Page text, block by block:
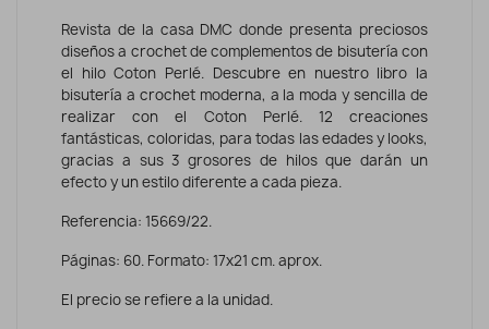
Revista de la casa DMC donde presenta preciosos
diseños a crochet de complementos de bisutería con
el hilo Coton Perlé. Descubre en nuestro libro la
bisutería a crochet moderna, a la moda y sencilla de
realizar con el Coton Perlé. 12 creaciones
fantásticas, coloridas, para todas las edades y looks,
gracias a sus 3 grosores de hilos que darán un
efecto y un estilo diferente a cada pieza.
Referencia: 15669/22.
Páginas: 60. Formato: 17x21 cm. aprox.
El precio se refiere a la unidad.